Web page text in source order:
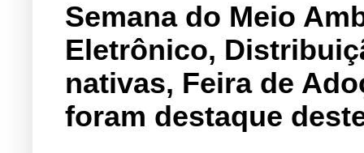
Semana do Meio
Eletrônico,
nativas, Feira de
foram destaque